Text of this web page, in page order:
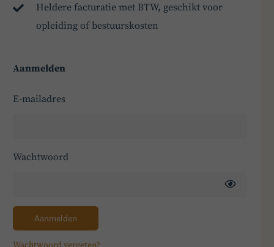
Heldere facturatie met BTW, geschikt voor
opleiding of bestuurskosten
Aanmelden
E-mailadres
Wachtwoord
Aanmelden